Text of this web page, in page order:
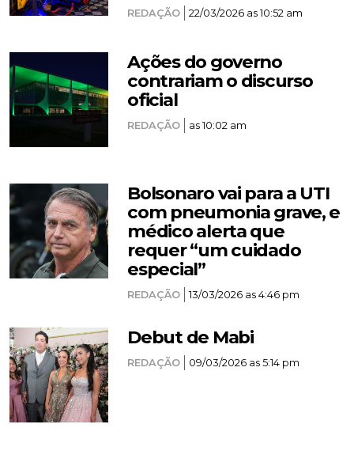
REDAÇÃO 22/03/2026 as 10:52 am
Ações do governo
contrariam o discurso
oficial
REDAÇÃO as 10:02 am
Bolsonaro vai para a UTI
com pneumonia grave, e
médico alerta que
requer “um cuidado
especial”
REDAÇÃO 13/03/2026 as 4:46 pm
Debut de Mabi
REDAÇÃO 09/03/2026 as 5:14 pm